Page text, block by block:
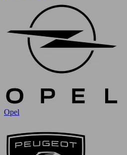
Opel